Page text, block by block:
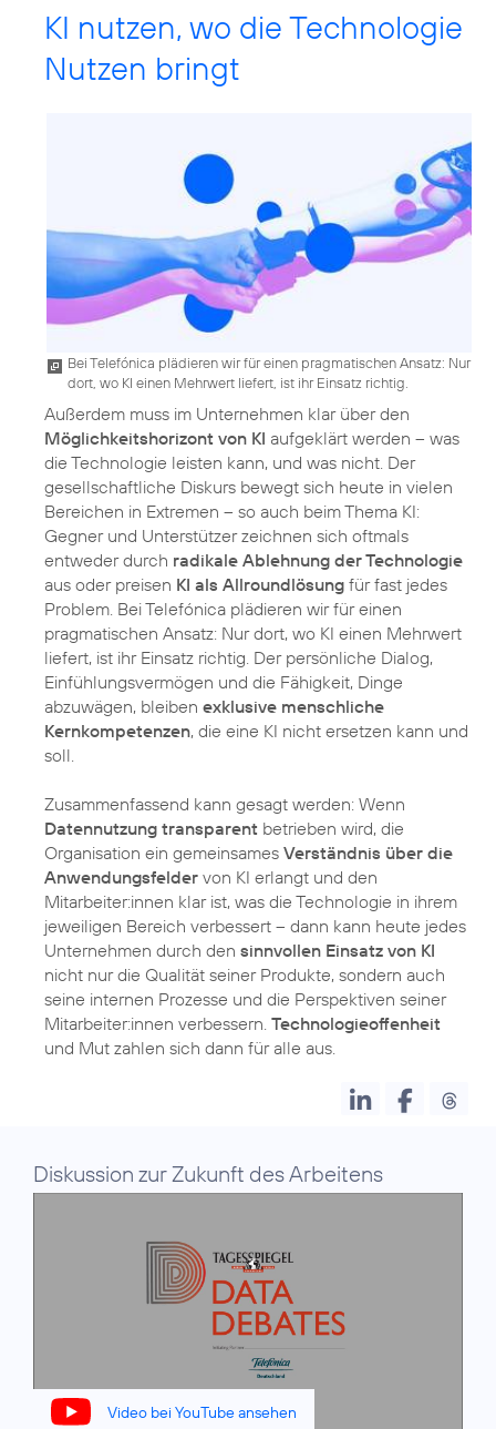
KI nutzen, wo die Technologie
Nutzen bringt
Bei Telefónica plädieren wir für einen pragmatischen Ansatz: Nur
dort, wo KI einen Mehrwert liefert, ist ihr Einsatz richtig.
Außerdem muss im Unternehmen klar über den
Möglichkeitshorizont von KI aufgeklärt werden – was
die Technologie leisten kann, und was nicht. Der
gesellschaftliche Diskurs bewegt sich heute in vielen
Bereichen in Extremen – so auch beim Thema KI:
Gegner und Unterstützer zeichnen sich oftmals
entweder durch radikale Ablehnung der Technologie
aus oder preisen KI als Allroundlösung für fast jedes
Problem. Bei Telefónica plädieren wir für einen
pragmatischen Ansatz: Nur dort, wo KI einen Mehrwert
liefert, ist ihr Einsatz richtig. Der persönliche Dialog,
Einfühlungsvermögen und die Fähigkeit, Dinge
abzuwägen, bleiben exklusive menschliche
Kernkompetenzen, die eine KI nicht ersetzen kann und
soll.
Zusammenfassend kann gesagt werden: Wenn
Datennutzung transparent betrieben wird, die
Organisation ein gemeinsames Verständnis über die
Anwendungsfelder von KI erlangt und den
Mitarbeiter:innen klar ist, was die Technologie in ihrem
jeweiligen Bereich verbessert – dann kann heute jedes
Unternehmen durch den sinnvollen Einsatz von KI
nicht nur die Qualität seiner Produkte, sondern auch
seine internen Prozesse und die Perspektiven seiner
Mitarbeiter:innen verbessern. Technologieoffenheit
und Mut zahlen sich dann für alle aus.
Diskussion zur Zukunft des Arbeitens
Video bei YouTube ansehen